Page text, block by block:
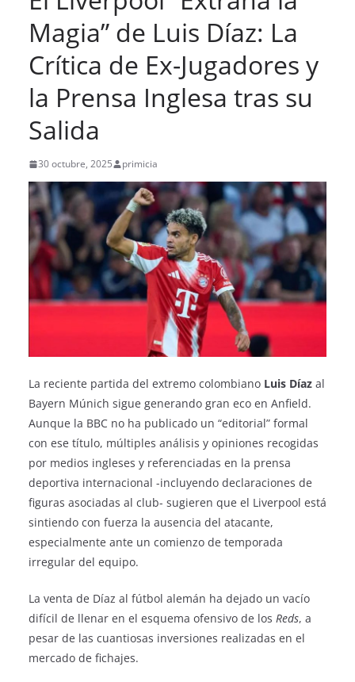
Magia” de Luis Díaz: La
Crítica de Ex-Jugadores y
la Prensa Inglesa tras su
Salida
30 octubre, 2025 primicia
La reciente partida del extremo colombiano Luis Díaz al
Bayern Múnich sigue generando gran eco en Anfield.
Aunque la BBC no ha publicado un “editorial” formal
con ese título, múltiples análisis y opiniones recogidas
por medios ingleses y referenciadas en la prensa
deportiva internacional -incluyendo declaraciones de
figuras asociadas al club- sugieren que el Liverpool está
sintiendo con fuerza la ausencia del atacante,
especialmente ante un comienzo de temporada
irregular del equipo.
La venta de Díaz al fútbol alemán ha dejado un vacío
difícil de llenar en el esquema ofensivo de los Reds, a
pesar de las cuantiosas inversiones realizadas en el
mercado de fichajes.